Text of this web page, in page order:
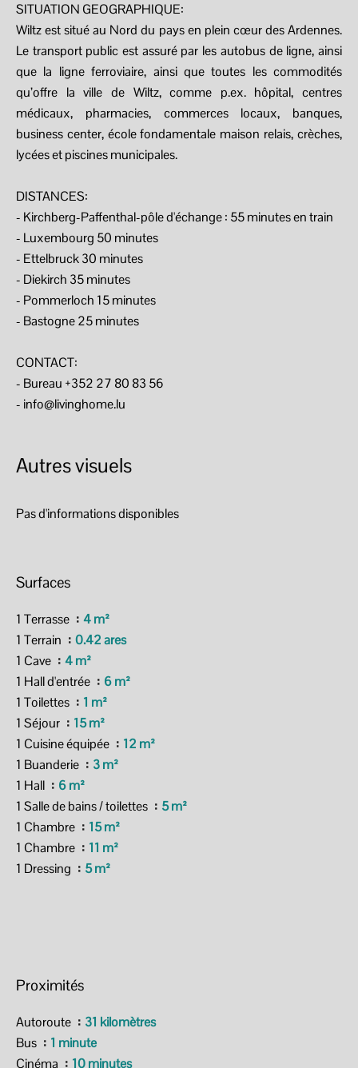
SITUATION GEOGRAPHIQUE:
Wiltz est situé au Nord du pays en plein cœur des Ardennes.
Le transport public est assuré par les autobus de ligne, ainsi
que la ligne ferroviaire, ainsi que toutes les commodités
qu’offre la ville de Wiltz, comme p.ex. hôpital, centres
médicaux, pharmacies, commerces locaux, banques,
business center, école fondamentale maison relais, crèches,
lycées et piscines municipales.
DISTANCES:
- Kirchberg-Paffenthal-pôle d'échange : 55 minutes en train
- Luxembourg 50 minutes
- Ettelbruck 30 minutes
- Diekirch 35 minutes
- Pommerloch 15 minutes
- Bastogne 25 minutes
CONTACT:
- Bureau +352 27 80 83 56
- info@livinghome.lu
Autres visuels
Pas d'informations disponibles
Surfaces
1 Terrasse
4 m²
1 Terrain
0.42 ares
1 Cave
4 m²
1 Hall d'entrée
6 m²
1 Toilettes
1 m²
1 Séjour
15 m²
1 Cuisine équipée
12 m²
1 Buanderie
3 m²
1 Hall
6 m²
1 Salle de bains / toilettes
5 m²
1 Chambre
15 m²
1 Chambre
11 m²
1 Dressing
5 m²
Proximités
Autoroute
31 kilomètres
Bus
1 minute
Cinéma
10 minutes